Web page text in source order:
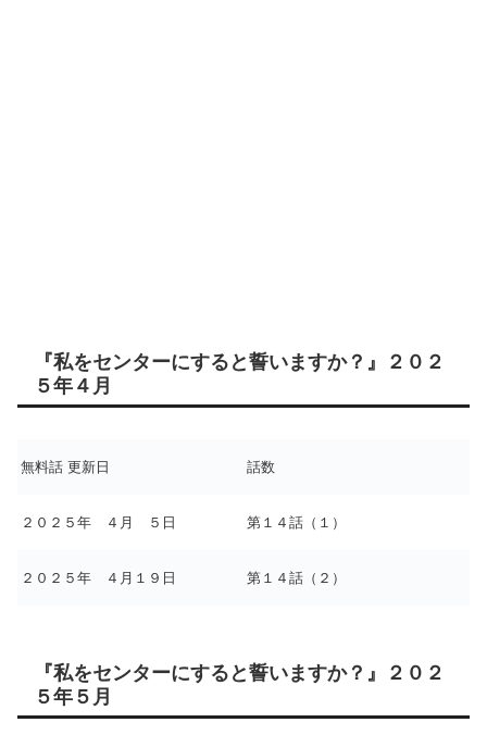
『私をセンターにすると誓いますか？』２０２
５年４月
無料話 更新日 話数
２０２５年 ４月 ５日 第１４話（１）
２０２５年 ４月１９日 第１４話（２）
『私をセンターにすると誓いますか？』２０２
５年５月